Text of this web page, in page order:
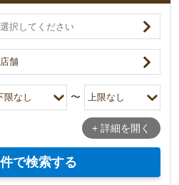
〜
+ 詳細を開く
洗面所
屋根塗装・
屋根
ガーデニング
を全て解除
決定
26年以上
を全て解除
決定
エコ住宅
エコキュート
おしゃれ・デザインにこ
だわった
大家さんの賃貸物件改装
で検索する